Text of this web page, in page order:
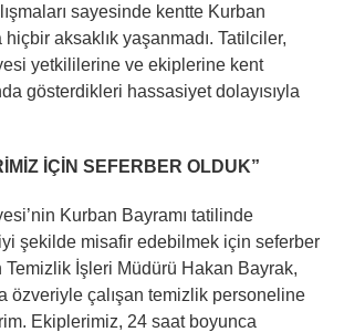
sayesinde kentte Kurban
hiçbir aksaklık yaşanmadı. Tatilciler,
yetkililerine ve ekiplerine kent
gösterdikleri hassasiyet dolayısıyla
İÇİN SEFERBER OLDUK”
Kurban Bayramı tatilinde
şekilde misafir edebilmek için seferber
İşleri Müdürü Hakan Bayrak,
özveriyle çalışan temizlik personeline
Ekiplerimiz, 24 saat boyunca